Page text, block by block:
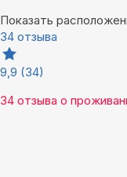
Показать
34 отзыва
9,9 (34)
34 отзыва о